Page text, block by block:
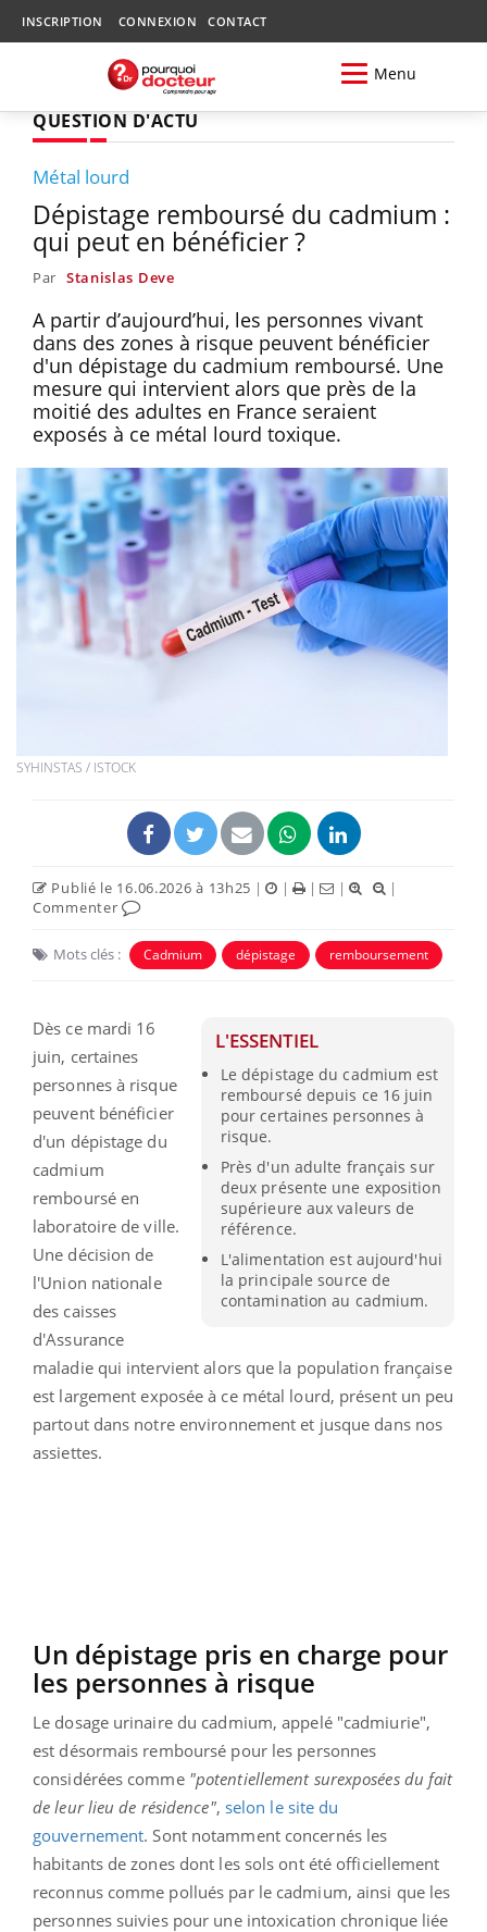
INSCRIPTION CONNEXION CONTACT
Menu
QUESTION D'ACTU
Métal lourd
Dépistage remboursé du cadmium :
qui peut en bénéficier ?
Par Stanislas Deve
A partir d’aujourd’hui, les personnes vivant
dans des zones à risque peuvent bénéficier
d'un dépistage du cadmium remboursé. Une
mesure qui intervient alors que près de la
moitié des adultes en France seraient
exposés à ce métal lourd toxique.
SYHINSTAS / ISTOCK
Publié le 16.06.2026 à 13h25 | | | |
|
Commenter
Mots clés : Cadmium dépistage remboursement
L'ESSENTIEL
Le dépistage du cadmium est
remboursé depuis ce 16 juin
pour certaines personnes à
risque.
Près d'un adulte français sur
deux présente une exposition
supérieure aux valeurs de
référence.
L'alimentation est aujourd'hui
la principale source de
contamination au cadmium.
Dès ce mardi 16
juin, certaines
personnes à risque
peuvent bénéficier
d'un dépistage du
cadmium
remboursé en
laboratoire de ville.
Une décision de
l'Union nationale
des caisses
d'Assurance
maladie qui intervient alors que la population française
est largement exposée à ce métal lourd, présent un peu
partout dans notre environnement et jusque dans nos
assiettes.
Un dépistage pris en charge pour
les personnes à risque
Le dosage urinaire du cadmium, appelé "cadmiurie",
est désormais remboursé pour les personnes
considérées comme "potentiellement surexposées du fait
de leur lieu de résidence", selon le site du
gouvernement. Sont notamment concernés les
habitants de zones dont les sols ont été officiellement
reconnus comme pollués par le cadmium, ainsi que les
personnes suivies pour une intoxication chronique liée